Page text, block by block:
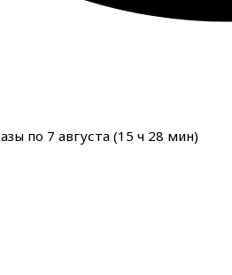
по 7 августа (15 ч 28 мин)